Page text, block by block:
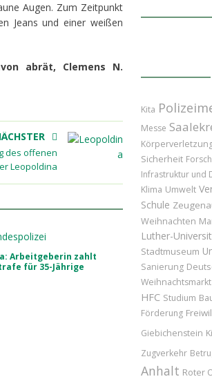
Augen. Zum Zeitpunkt
Jeans und einer weißen
abrät, Clemens N.
des offenen
Leopoldina
Arbeitgeberin zahlt
für 35-Jährige
Kita
Messe
Sicherheit
Infrastruktur und
Klima Umwelt
Schule
Weihnachten
Luther-
Stadtmuseum
Sanierung
Weihnachtsmarkt
HFC Studium
Förderung
Giebichenstein
Zugverkehr
Anhalt Roter